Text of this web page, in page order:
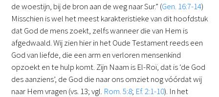
de woestijn, bij de bron aan de weg naar Sur.” (Gen. 16:7-14)
Misschien is wel het meest karakteristieke van dit hoofdstuk
dat God de mens zoekt, zelfs wanneer die van Hem is
afgedwaald. Wij zien hier in het Oude Testament reeds een
God van liefde, die een arm en verloren mensenkind
opzoekt en te hulp komt. Zijn Naam is El-Roï, dat is ‘de God
des aanziens’, de God die naar ons omziet nog vóórdat wij
naar Hem vragen (vs. 13; vgl. Rom. 5:8; Ef. 2:1-10). In het